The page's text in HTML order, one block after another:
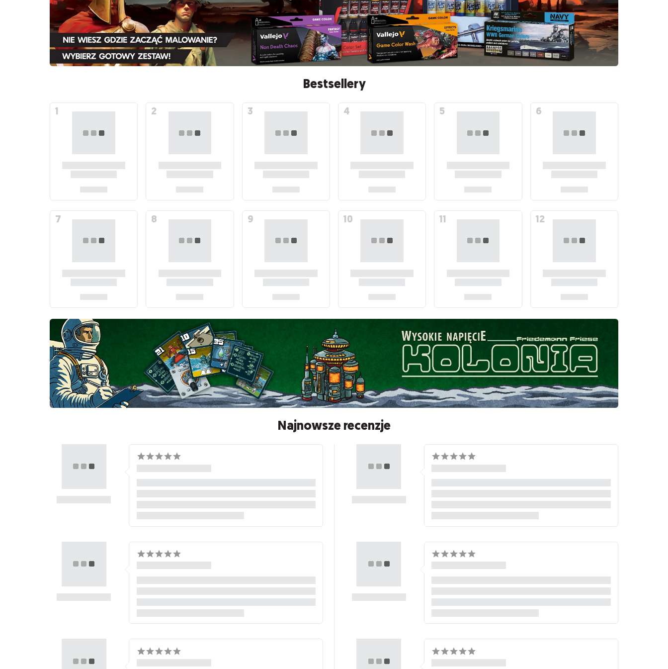
Bestsellery
Najnowsze recenzje